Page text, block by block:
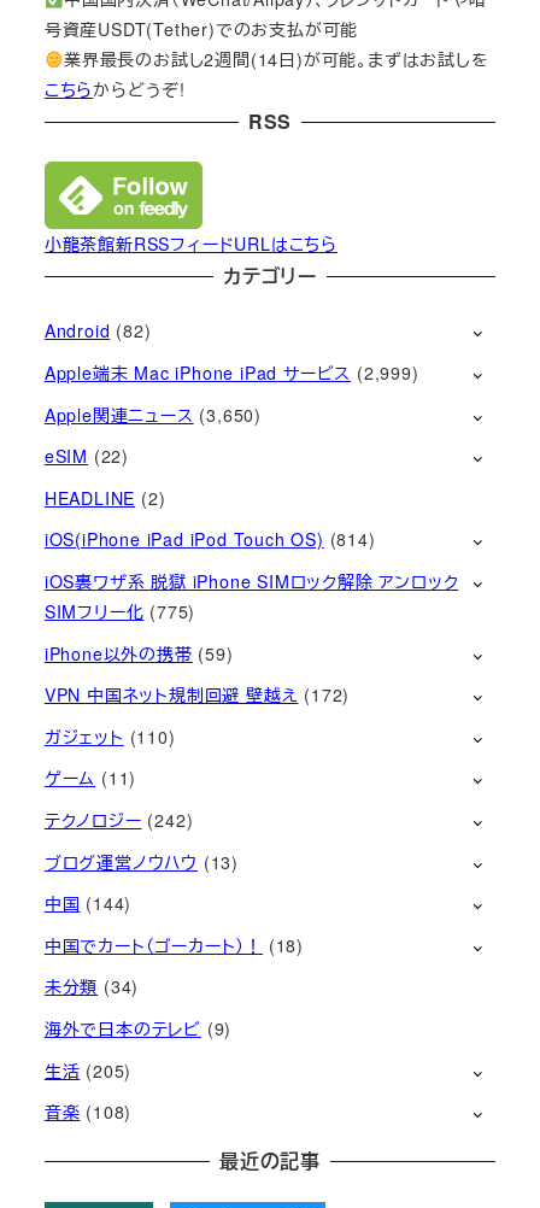
号資産USDT(Tether)でのお支払が可能
業界最長のお試し2週間(14日)が可能。まずはお試しを
こちらからどうぞ!
RSS
小龍茶館新RSSフィードURLはこちら
カテゴリー
Android (82)
Apple端末 Mac iPhone iPad サービス (2,999)
Apple関連ニュース (3,650)
eSIM (22)
HEADLINE (2)
iOS(iPhone iPad iPod Touch OS) (814)
iOS裏ワザ系 脱獄 iPhone SIMロック解除 アンロック
SIMフリー化 (775)
iPhone以外の携帯 (59)
VPN 中国ネット規制回避 壁越え (172)
ガジェット (110)
ゲーム (11)
テクノロジー (242)
ブログ運営ノウハウ (13)
中国 (144)
中国でカート（ゴーカート）！
(18)
未分類 (34)
海外で日本のテレビ (9)
生活 (205)
音楽 (108)
最近の記事